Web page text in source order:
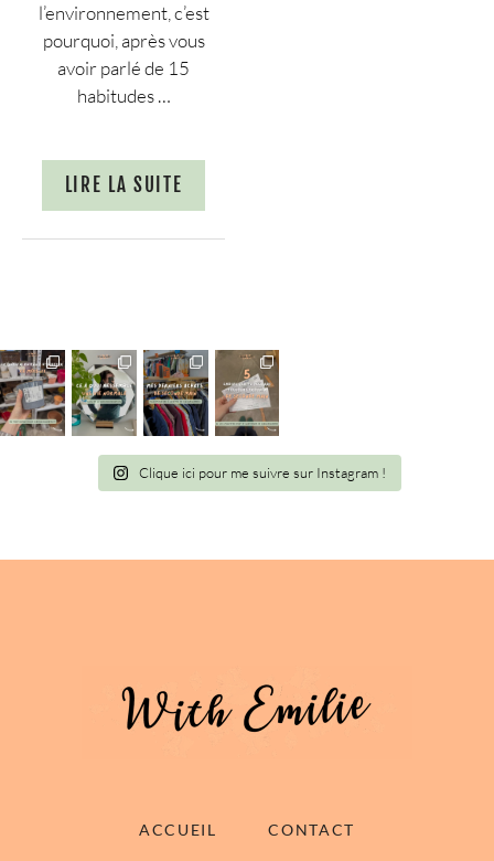
l’environnement, c’est
pourquoi, après vous
avoir parlé de 15
habitudes …
LIRE LA SUITE
Clique ici pour me suivre sur Instagram !
ACCUEIL CONTACT